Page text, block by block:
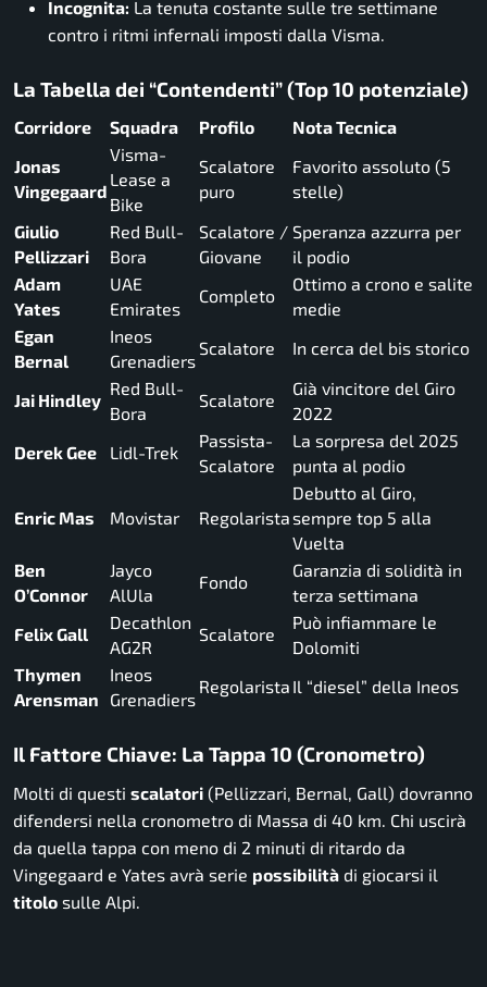
Incognita: La tenuta costante sulle tre settimane
contro i ritmi infernali imposti dalla Visma.
La Tabella dei “Contendenti” (Top 10 potenziale)
Corridore Squadra Profilo
Nota Tecnica
Jonas
Vingegaard
Visma-
Lease a
Bike
Scalatore
puro
Favorito assoluto (5
stelle)
Giulio
Pellizzari
Red Bull-
Bora
Scalatore /
Giovane
Speranza azzurra per
il podio
Adam
Yates
UAE
Emirates
Completo
Ottimo a crono e salite
medie
Egan
Bernal
Ineos
Grenadiers
Scalatore In cerca del bis storico
Jai Hindley
Red Bull-
Bora
Scalatore
Già vincitore del Giro
2022
Derek Gee
Lidl-Trek
Passista-
Scalatore
La sorpresa del 2025
punta al podio
Enric Mas Movistar Regolarista
Debutto al Giro,
sempre top 5 alla
Vuelta
Ben
O’Connor
Jayco
AlUla
Fondo
Garanzia di solidità in
terza settimana
Felix Gall
Decathlon
AG2R
Scalatore
Può infiammare le
Dolomiti
Thymen
Arensman
Ineos
Grenadiers
Regolarista Il “diesel” della Ineos
Il Fattore Chiave: La Tappa 10 (Cronometro)
Molti di questi scalatori (Pellizzari, Bernal, Gall) dovranno
difendersi nella cronometro di Massa di 40 km. Chi uscirà
da quella tappa con meno di 2 minuti di ritardo da
Vingegaard e Yates avrà serie possibilità di giocarsi il
titolo sulle Alpi.